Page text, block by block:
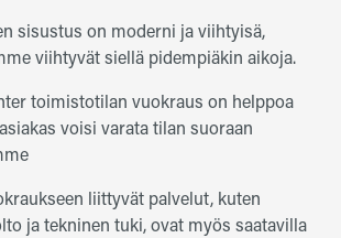
sisustus on moderni ja viihtyisä,
viihtyvät siellä pidempiäkin aikoja.
toimistotilan vuokraus on helppoa
voisi varata tilan suoraan
liittyvät palvelut, kuten
ja tekninen tuki, ovat myös saatavilla